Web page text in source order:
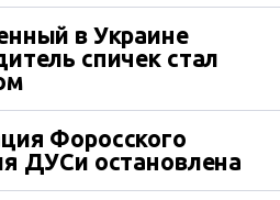
в Украине
спичек стал
Форосского
ДУСи остановлена